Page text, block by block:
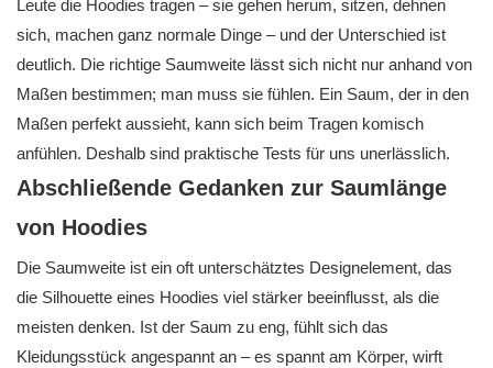
Leute die Hoodies tragen – sie gehen herum, sitzen, dehnen
sich, machen ganz normale Dinge – und der Unterschied ist
deutlich. Die richtige Saumweite lässt sich nicht nur anhand von
Maßen bestimmen; man muss sie fühlen. Ein Saum, der in den
Maßen perfekt aussieht, kann sich beim Tragen komisch
anfühlen. Deshalb sind praktische Tests für uns unerlässlich.
Abschließende Gedanken zur Saumlänge
von Hoodies
Die Saumweite ist ein oft unterschätztes Designelement, das
die Silhouette eines Hoodies viel stärker beeinflusst, als die
meisten denken. Ist der Saum zu eng, fühlt sich das
Kleidungsstück angespannt an – es spannt am Körper, wirft